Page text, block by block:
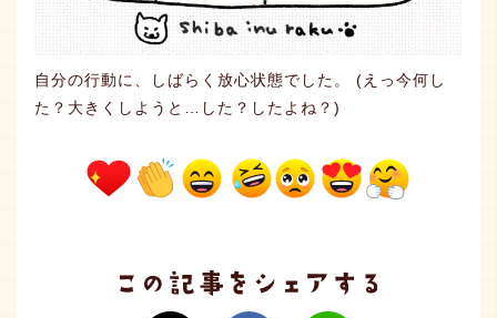
自分の行動に、しばらく放心状態でした。 (えっ今何し
た？大きくしようと…した？したよね？)